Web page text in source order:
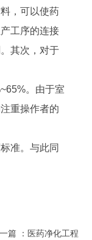
，可以使药
工序的连接
其次，对于
。由于室
重操作者的
准。与此同
篇 ： 医药净化工程